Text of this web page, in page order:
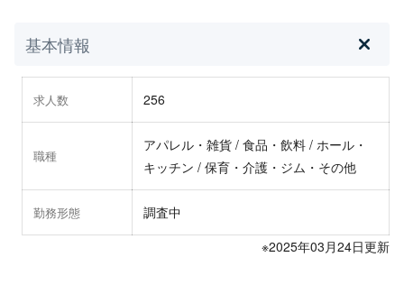
基本情報
求人数 256
職種
アパレル・雑貨 / 食品・飲料 / ホール・
キッチン / 保育・介護・ジム・その他
勤務形態
調査中
※2025年03月24日更新